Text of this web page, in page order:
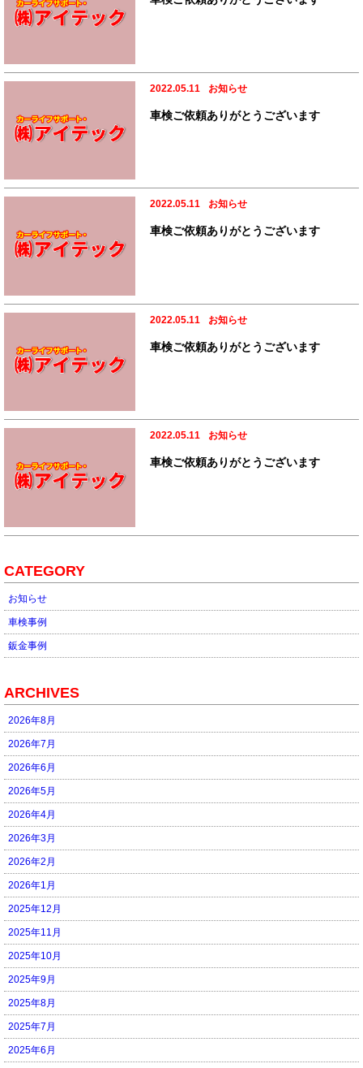
2022.05.11 お知らせ
車検ご依頼ありがとうございます
2022.05.11 お知らせ
車検ご依頼ありがとうございます
2022.05.11 お知らせ
車検ご依頼ありがとうございます
2022.05.11 お知らせ
車検ご依頼ありがとうございます
CATEGORY
お知らせ
車検事例
鈑金事例
ARCHIVES
2026年8月
2026年7月
2026年6月
2026年5月
2026年4月
2026年3月
2026年2月
2026年1月
2025年12月
2025年11月
2025年10月
2025年9月
2025年8月
2025年7月
2025年6月